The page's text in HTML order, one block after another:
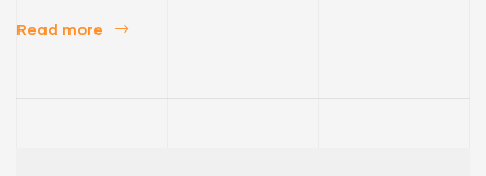
Read more